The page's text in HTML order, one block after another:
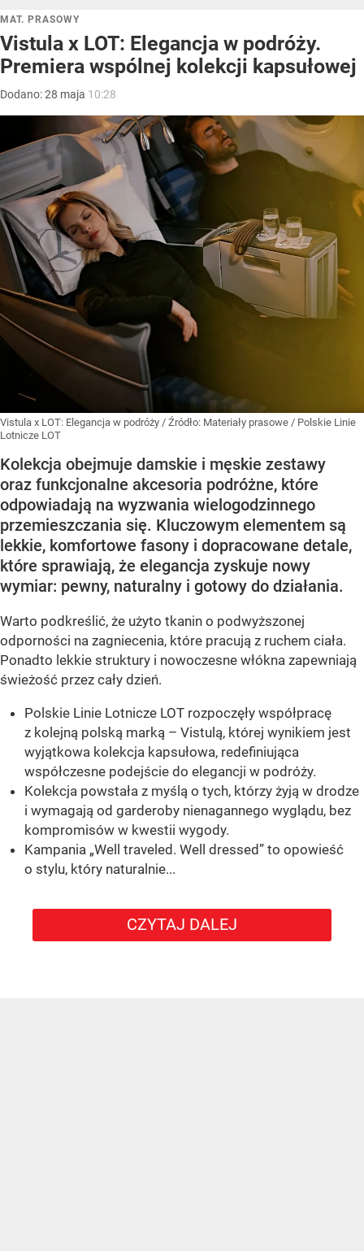
MAT. PRASOWY
Vistula x LOT: Elegancja w podróży.
Premiera wspólnej kolekcji kapsułowej
Dodano:28 maja 10:28
Vistula x LOT: Elegancja w podróży / Źródło: Materiały prasowe / Polskie Linie
Lotnicze LOT
Kolekcja obejmuje damskie i męskie zestawy
oraz funkcjonalne akcesoria podróżne, które
odpowiadają na wyzwania wielogodzinnego
przemieszczania się. Kluczowym elementem są
lekkie, komfortowe fasony i dopracowane detale,
które sprawiają, że elegancja zyskuje nowy
wymiar: pewny, naturalny i gotowy do działania.
Warto podkreślić, że użyto tkanin o podwyższonej
odporności na zagniecenia, które pracują z ruchem ciała.
Ponadto lekkie struktury i nowoczesne włókna zapewniają
świeżość przez cały dzień.
Polskie Linie Lotnicze LOT rozpoczęły współpracę
z kolejną polską marką – Vistulą, której wynikiem jest
wyjątkowa kolekcja kapsułowa, redefiniująca
współczesne podejście do elegancji w podróży.
Kolekcja powstała z myślą o tych, którzy żyją w drodze
i wymagają od garderoby nienagannego wyglądu, bez
kompromisów w kwestii wygody.
Kampania „Well traveled. Well dressed” to opowieść
o stylu, który naturalnie...
CZYTAJ DALEJ